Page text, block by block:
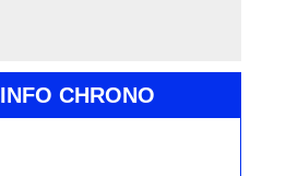
INFO CHRONO